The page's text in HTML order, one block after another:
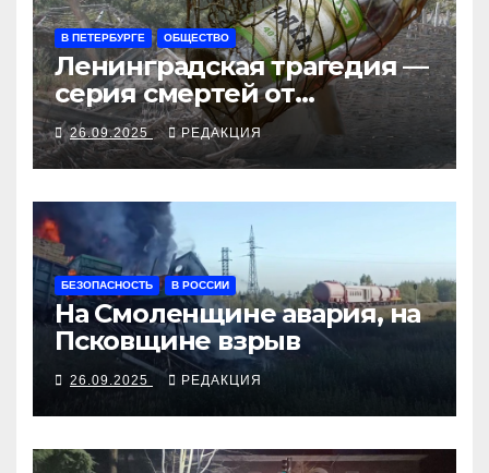
В ПЕТЕРБУРГЕ ОБЩЕСТВО
Ленинградская трагедия —
серия смертей от
алкосуррогата
26.09.2025 РЕДАКЦИЯ
БЕЗОПАСНОСТЬ В РОССИИ
На Смоленщине авария, на
Псковщине взрыв
26.09.2025 РЕДАКЦИЯ